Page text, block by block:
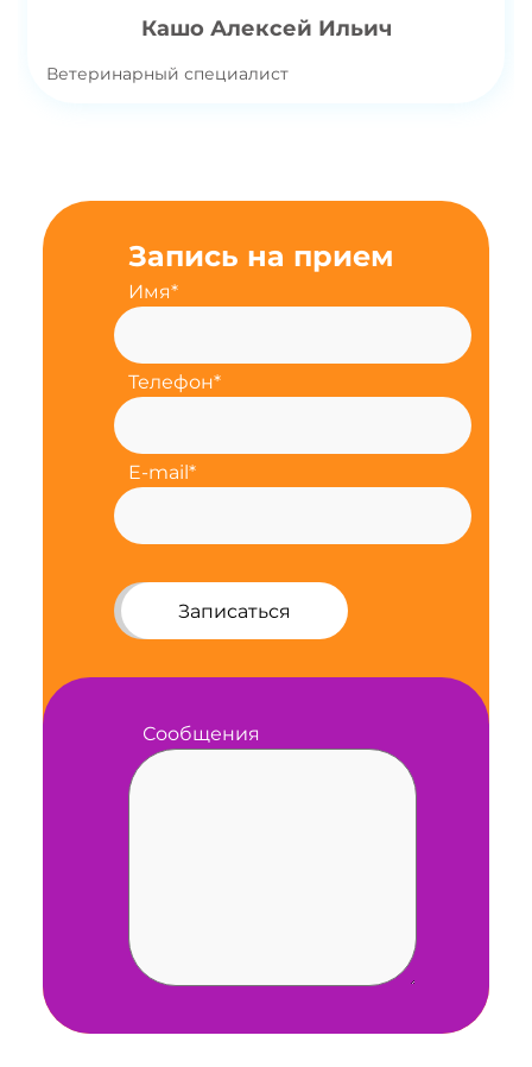
Кашо Алексей Ильич
Ветеринарный специалист
Запись на прием
Имя*
Телефон*
E-mail*
Записаться
Сообщения